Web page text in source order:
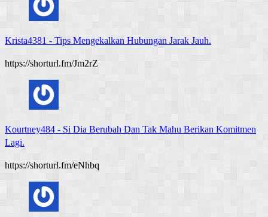
Krista4381 - Tips Mengekalkan Hubungan Jarak Jauh.
https://shorturl.fm/Jm2rZ
Kourtney484 - Si Dia Berubah Dan Tak Mahu Berikan Komitmen
Lagi.
https://shorturl.fm/eNhbq